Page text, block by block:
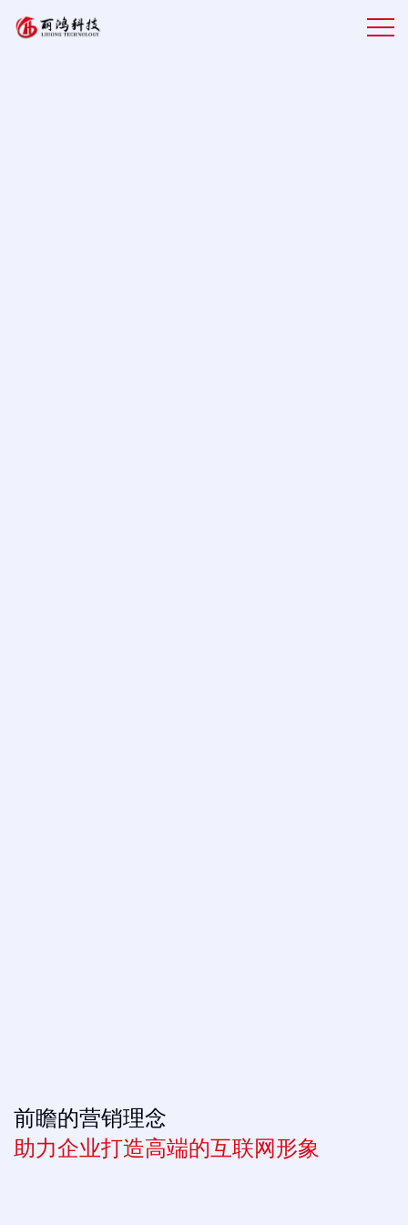
前瞻的营销理念
助力企业打造高端的互联网形象